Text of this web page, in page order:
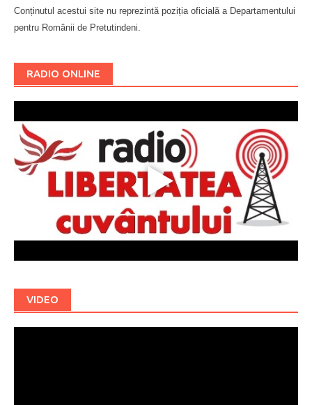
Conținutul acestui site nu reprezintă poziția oficială a Departamentului
pentru Românii de Pretutindeni.
RADIO ONLINE
VIDEO